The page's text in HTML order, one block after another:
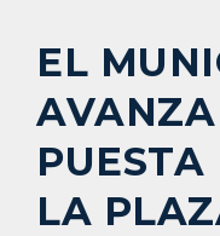
EL
LA